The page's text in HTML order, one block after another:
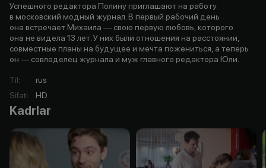
Успешного редактора Полину приглашают на работу
в московский модный журнал. В первый рабочий день
она встречает Михаила — свою первую любовь, которого
она не видела 13 лет. У них были отношения на расстоянии,
совместные планы на будущее и мечта пожениться, а теперь
он — совладелец журнала и муж главного редактора Юли.
Til:
rus
Sifati: HD
Kadrlar